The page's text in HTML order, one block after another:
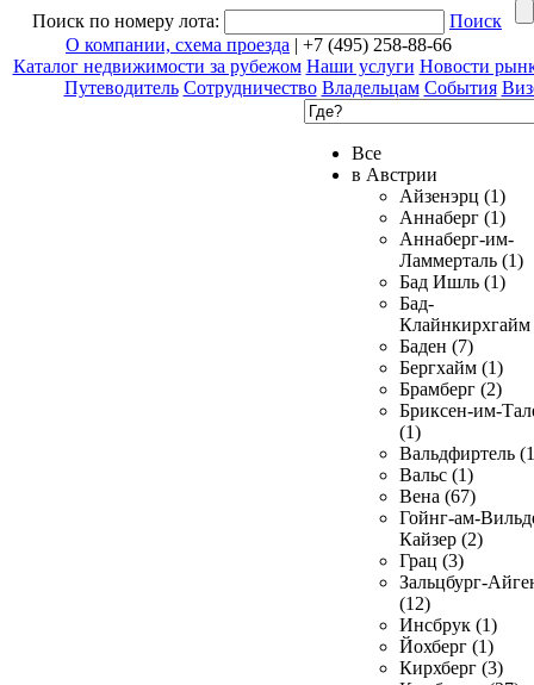
Поиск по номеру лота:
Поиск
О компании, схема проезда | +7 (495) 258-88-66
Каталог недвижимости за рубежом Наши услуги Новости
Путеводитель Сотрудничество Владельцам События
Все
в Австрии
Айзенэрц (1)
Аннаберг (1)
Аннаберг-им-
Ламмерталь (1)
Бад Ишль (1)
Бад-
Клайнкирхгайм
Баден (7)
Бергхайм (1)
Брамберг (2)
Бриксен-им-
(1)
Вальдфиртель
Вальс (1)
Вена (67)
Гойнг-ам-
Кайзер (2)
Грац (3)
Зальцбург-
(12)
Инсбрук (1)
Йохберг (1)
Кирхберг (3)